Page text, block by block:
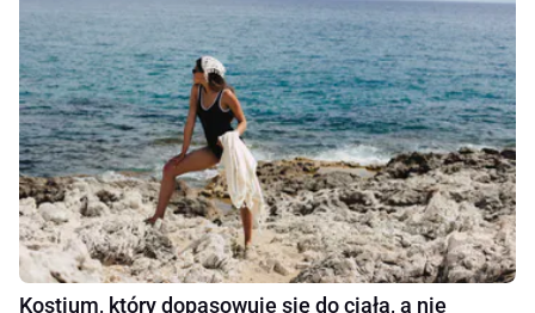
Kostium, który dopasowuje się do ciała, a nie